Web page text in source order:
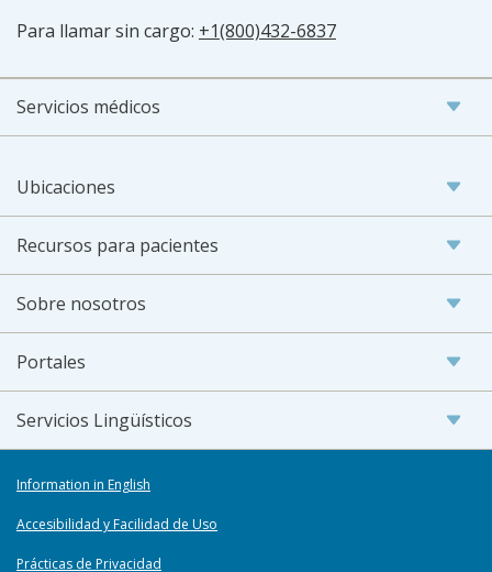
Para llamar sin cargo: +1(800)432-6837
Servicios médicos
Ubicaciones
Recursos para pacientes
Sobre nosotros
Portales
Servicios Lingüísticos
Information in English
Accesibilidad y Facilidad de Uso
Prácticas de Privacidad